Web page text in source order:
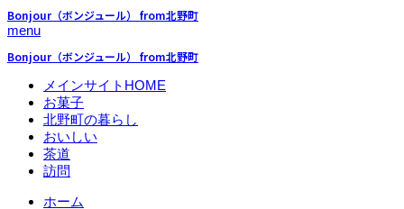
Bonjour（ボンジュール） from北野町
menu
Bonjour（ボンジュール） from北野町
メインサイトHOME
お菓子
北野町の暮らし
おいしい
茶道
訪問
ホーム